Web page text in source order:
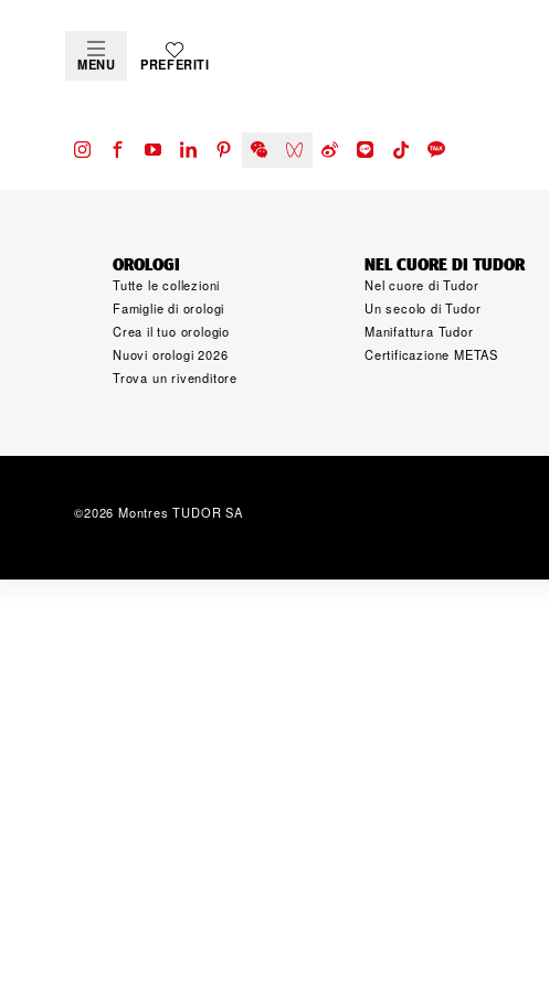
MENU PREFERITI
OROLOGI
Tutte le collezioni
Famiglie di orologi
Crea il tuo orologio
Nuovi orologi 2026
Trova un rivenditore
NEL CUORE DI TUDOR
Nel cuore di Tudor
Un secolo di Tudor
Manifattura Tudor
Certificazione METAS
©2026 Montres TUDOR SA